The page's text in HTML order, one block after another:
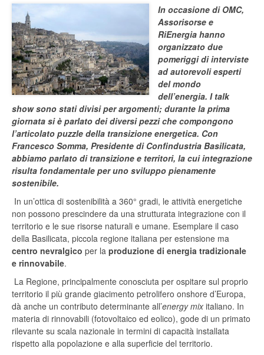
In occasione di OMC,
Assorisorse e
RiEnergia hanno
organizzato due
pomeriggi di interviste
ad autorevoli esperti
del mondo
dell’energia. I talk
show sono stati divisi per argomenti; durante la prima
giornata si è parlato dei diversi pezzi che compongono
l’articolato puzzle della transizione energetica. Con
Francesco Somma, Presidente di Confindustria Basilicata,
abbiamo parlato di transizione e territori, la cui integrazione
risulta fondamentale per uno sviluppo pienamente
sostenibile.
In un’ottica di sostenibilità a 360° gradi, le attività energetiche
non possono prescindere da una strutturata integrazione con il
territorio e le sue risorse naturali e umane. Esemplare il caso
della Basilicata, piccola regione italiana per estensione ma
centro nevralgico per la produzione di energia tradizionale
e rinnovabile.
La Regione, principalmente conosciuta per ospitare sul proprio
territorio il più grande giacimento petrolifero onshore d’Europa,
dà anche un contributo determinante all’energy mix italiano. In
materia di rinnovabili (fotovoltaico ed eolico), gode di un primato
rilevante su scala nazionale in termini di capacità installata
rispetto alla popolazione e alla superficie del territorio.